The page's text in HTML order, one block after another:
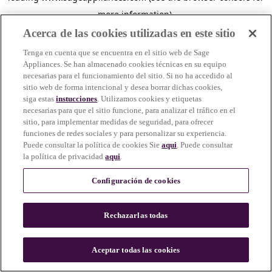
more information).
n
Acerca de las cookies utilizadas en este sitio
Tenga en cuenta que se encuentra en el sitio web de Sage
Appliances. Se han almacenado cookies técnicas en su equipo
necesarias para el funcionamiento del sitio. Si no ha accedido al
sitio web de forma intencional y desea borrar dichas cookies,
siga estasinstucciones. Utilizamos cookies y etiquetas
necesarias para que el sitio funcione, para analizar el tráfico en el
sitio, para implementar medidas de seguridad, para ofrecer
funciones de redes sociales y para personalizar su experiencia.
Puede consultar la política de cookies Sieaqui. Puede consultar
la política de privacidadaqui.
Configuración de cookies
Rechazarlas todas
Aceptar todas las cookies